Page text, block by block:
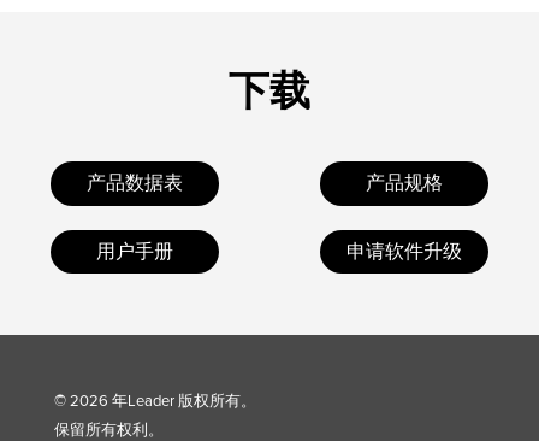
下载
产品数据表 产品规格
用户手册 申请软件升级
© 2026 年Leader 版权所有。
保留所有权利。